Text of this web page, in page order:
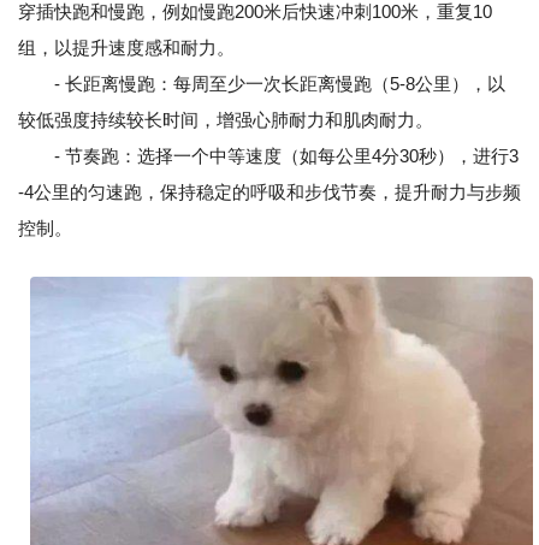
穿插快跑和慢跑，例如慢跑200米后快速冲刺100米，重复10
组，以提升速度感和耐力。
- 长距离慢跑：每周至少一次长距离慢跑（5-8公里），以
较低强度持续较长时间，增强心肺耐力和肌肉耐力。
- 节奏跑：选择一个中等速度（如每公里4分30秒），进行3
-4公里的匀速跑，保持稳定的呼吸和步伐节奏，提升耐力与步频
控制。